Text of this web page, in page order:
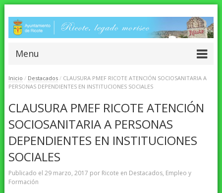
Menu
Inicio / Destacados / CLAUSURA PMEF RICOTE ATENCIÓN SOCIOSANITARIA A
PERSONAS DEPENDIENTES EN INSTITUCIONES SOCIALES
CLAUSURA PMEF RICOTE ATENCIÓN
SOCIOSANITARIA A PERSONAS
DEPENDIENTES EN INSTITUCIONES
SOCIALES
Publicado el 29 marzo, 2017 por Ricote en Destacados, Empleo y
Formación